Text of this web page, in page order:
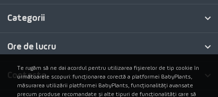
Categorii
Ore de lucru
Contacte
Te rugăm să ne dai acordul pentru utilizarea fișierelor de tip cookie în
următoarele scopuri: funcționarea corectă a platformei BabyPlants,
măsurarea utilizării platformei BabyPlants, funcționalități avansate
precum produse recomandate și alte tipuri de funcționalități care să